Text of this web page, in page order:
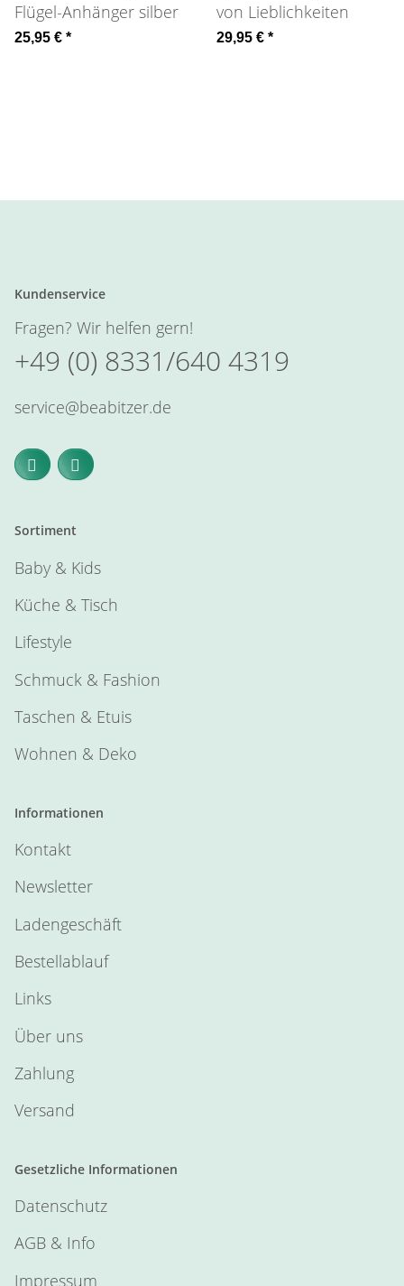
Flügel-Anhänger silber
25,95 € *
von Lieblichkeiten
29,95 € *
Kundenservice
Fragen? Wir helfen gern!
+49 (0) 8331/640 4319
service@beabitzer.de
Sortiment
Baby & Kids
Küche & Tisch
Lifestyle
Schmuck & Fashion
Taschen & Etuis
Wohnen & Deko
Informationen
Kontakt
Newsletter
Ladengeschäft
Bestellablauf
Links
Über uns
Zahlung
Versand
Gesetzliche Informationen
Datenschutz
AGB & Info
Impressum